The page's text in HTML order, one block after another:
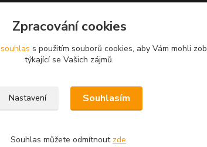
Zpracování cookies
souhlas s použitím souborů cookies, aby Vám mohli
týkající se Vašich zájmů.
Nastavení Souhlasím
Souhlas můžete odmítnout zde.